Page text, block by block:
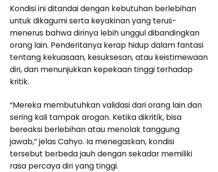
Kondisi ini ditandai dengan kebutuhan berlebihan
untuk dikagumi serta keyakinan yang terus-
menerus bahwa dirinya lebih unggul dibandingkan
orang lain. Penderitanya kerap hidup dalam fantasi
tentang kekuasaan, kesuksesan, atau keistimewaan
diri, dan menunjukkan kepekaan tinggi terhadap
kritik.
“Mereka membutuhkan validasi dari orang lain dan
sering kali tampak arogan. Ketika dikritik, bisa
bereaksi berlebihan atau menolak tanggung
jawab,” jelas Cahyo. Ia menegaskan, kondisi
tersebut berbeda jauh dengan sekadar memiliki
rasa percaya diri yang tinggi.